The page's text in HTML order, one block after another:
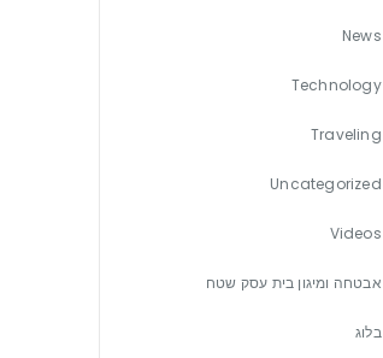
News
Technology
Traveling
Uncategorized
Videos
אבטחה ומיגון בית עסק שטח
בלוג